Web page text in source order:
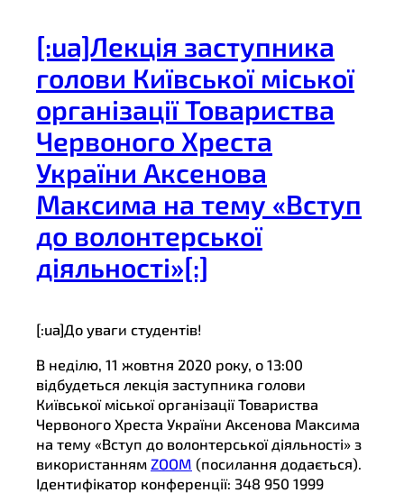
[:ua]Лекція заступника
голови Київської міської
організації Товариства
Червоного Хреста
України Аксенова
Максима на тему «Вступ
до волонтерської
діяльності»[:]
[:ua]До уваги студентів!
В неділю, 11 жовтня 2020 року, о 13:00
відбудеться лекція заступника голови
Київської міської організації Товариства
Червоного Хреста України Аксенова Максима
на тему «Вступ до волонтерської діяльності» з
використанням ZOOM (посилання додається).
Ідентифікатор конференції: 348 950 1999